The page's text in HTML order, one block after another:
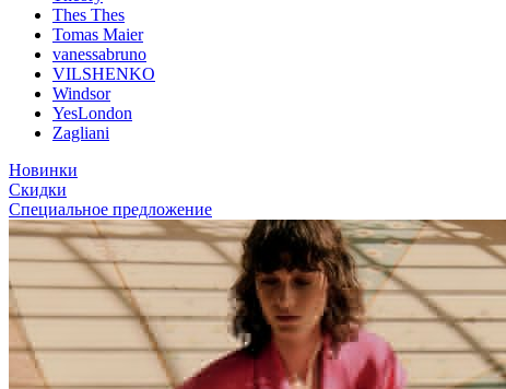
Thes Thes
Tomas Maier
vanessabruno
VILSHENKO
Windsor
YesLondon
Zagliani
Новинки
Скидки
Специальное предложение